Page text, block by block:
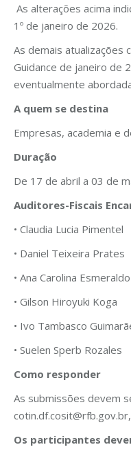
As alterações acima
1º de janeiro de 2026.
As demais atualizações
Guidance de janeiro de
eventualmente
A quem se destina
Empresas, academia e
Duração
De 17 de abril a 03 de
Auditores-Fiscais
• Claudia Lucia Pimentel
• Daniel Teixeira Prates
• Ana Carolina
• Gilson Hiroyuki Koga
• Ivo Tambasco
• Suelen Sperb Rozales
Como responder
As submissões devem
Os participantes